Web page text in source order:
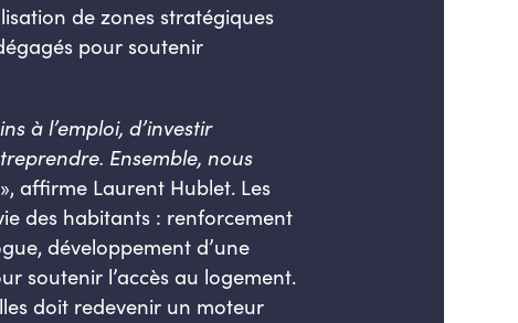
de zones stratégiques
pour soutenir
àl’emploi, d’investir
Ensemble, nous
affirme Laurent Hublet. Les
des habitants : renforcement
développement d’une
soutenir l’accès au logement.
doit redevenir un moteur